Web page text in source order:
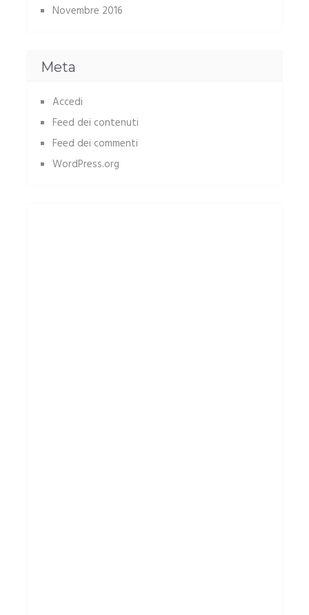
Novembre 2016
Meta
Accedi
Feed dei contenuti
Feed dei commenti
WordPress.org